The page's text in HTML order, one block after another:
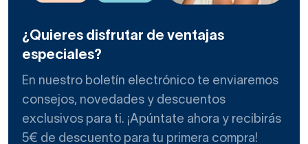
¿Quieres disfrutar de ventajas
especiales?
En nuestro boletín electrónico te enviaremos
consejos, novedades y descuentos
exclusivos para ti. ¡Apúntate ahora y recibirás
5€ de descuento para tu primera compra!